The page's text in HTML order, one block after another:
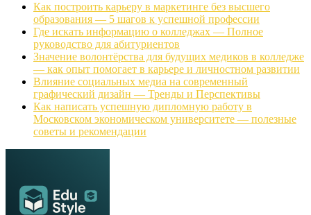
Как построить карьеру в маркетинге без высшего
образования — 5 шагов к успешной профессии
Где искать информацию о колледжах — Полное
руководство для абитуриентов
Значение волонтёрства для будущих медиков в колледже
— как опыт помогает в карьере и личностном развитии
Влияние социальных медиа на современный
графический дизайн — Тренды и Перспективы
Как написать успешную дипломную работу в
Московском экономическом университете — полезные
советы и рекомендации